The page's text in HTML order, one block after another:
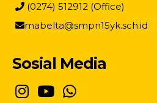
(0274) 512912 (Office)
mabelta@smpn15yk.sch.id
Sosial Media